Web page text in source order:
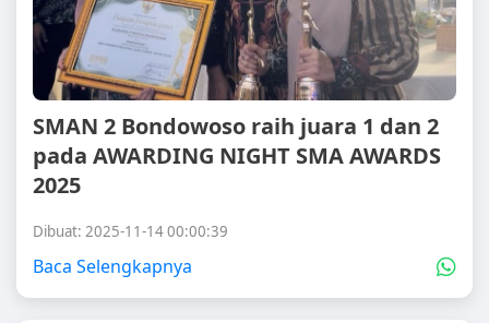
SMAN 2 Bondowoso raih juara 1 dan 2
pada AWARDING NIGHT SMA AWARDS
2025
Dibuat: 2025-11-14 00:00:39
Baca Selengkapnya